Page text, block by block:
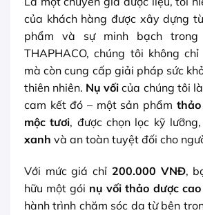
của khách hàng được xây dựng
phẩm và sự minh bạch
THAPHACO, chúng tôi không
mà còn cung cấp giải pháp sức
thiên nhiên. Nụ vối của chúng tôi
cam kết đó – một sản phẩm
mộc tươi, được chọn lọc kỹ
xanh và an toàn tuyệt đối cho
Với mức giá chỉ 200.000 VNĐ,
hữu một gói nụ vối thảo dược
hành trình chăm sóc da từ bên